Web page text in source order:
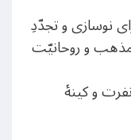
نوسازی و تجدّدِ
و روحانیّت
و کینۀ